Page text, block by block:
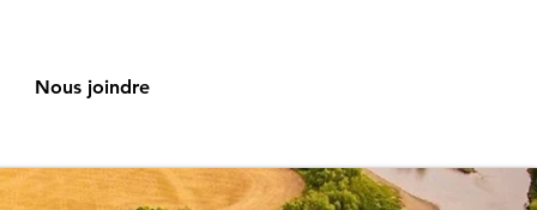
Nous joindre